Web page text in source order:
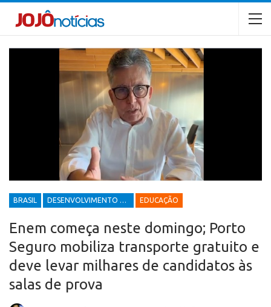
BRASIL DESENVOLVIMENTO ECONÔMICO E SOCIAL EDUCAÇÃO
Enem começa neste domingo; Porto
Seguro mobiliza transporte gratuito e
deve levar milhares de candidatos às
salas de prova